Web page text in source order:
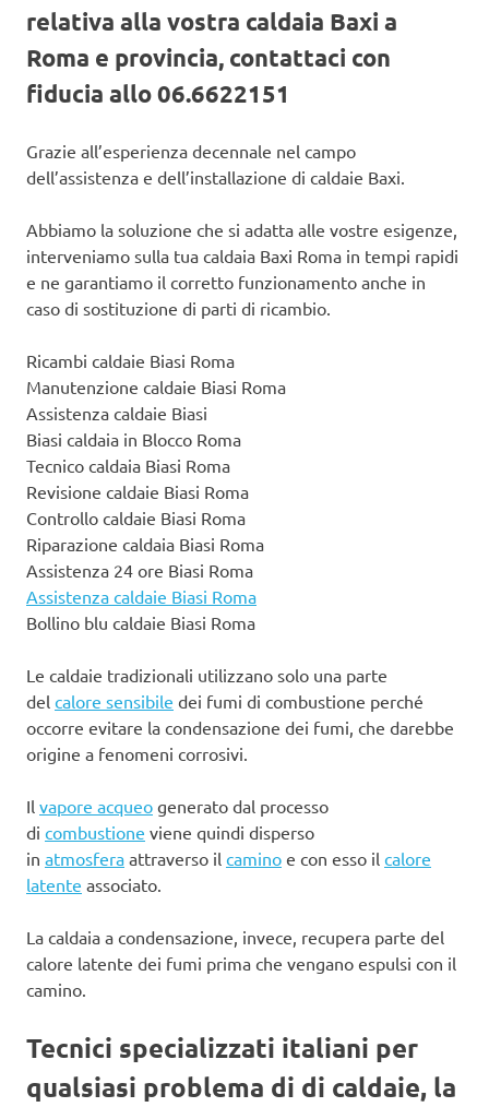
relativa alla vostra caldaia Baxi a
Roma e provincia, contattaci con
fiducia allo 06.6622151
Grazie all’esperienza decennale nel campo
dell’assistenza e dell’installazione di caldaie Baxi.
Abbiamo la soluzione che si adatta alle vostre esigenze,
interveniamo sulla tua caldaia Baxi Roma in tempi rapidi
e ne garantiamo il corretto funzionamento anche in
caso di sostituzione di parti di ricambio.
Ricambi caldaie Biasi Roma
Manutenzione caldaie Biasi Roma
Assistenza caldaie Biasi
Biasi caldaia in Blocco Roma
Tecnico caldaia Biasi Roma
Revisione caldaie Biasi Roma
Controllo caldaie Biasi Roma
Riparazione caldaia Biasi Roma
Assistenza 24 ore Biasi Roma
Assistenza caldaie Biasi Roma
Bollino blu caldaie Biasi Roma
Le caldaie tradizionali utilizzano solo una parte
del calore sensibile dei fumi di combustione perché
occorre evitare la condensazione dei fumi, che darebbe
origine a fenomeni corrosivi.
Il vapore acqueo generato dal processo
di combustione viene quindi disperso
in atmosfera attraverso il camino e con esso il calore
latente associato.
La caldaia a condensazione, invece, recupera parte del
calore latente dei fumi prima che vengano espulsi con il
camino.
Tecnici specializzati italiani per
qualsiasi problema di di caldaie, la